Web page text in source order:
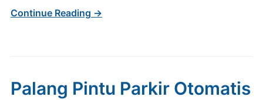
Continue Reading →
Palang Pintu Parkir Otomatis